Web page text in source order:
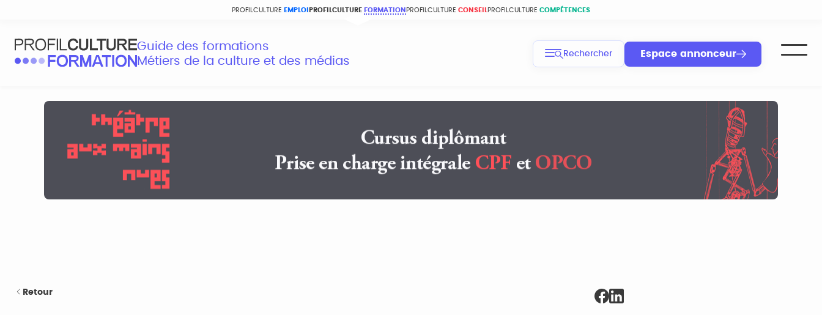
PROFILCULTURE EMPLOI PROFILCULTURE FORMATION PROFILCULTURE CONSEIL PROFILCULTURE COMPÉTENCES
Guide des formations
Métiers de la culture et des médias
Rechercher Espace annonceur
Retour